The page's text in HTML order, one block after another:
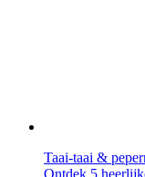
Taai-taai &
Ontdek 5